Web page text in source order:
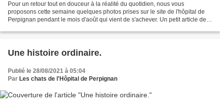
Pour un retour tout en douceur à la réalité du quotidien, nous vous
proposons cette semaine quelques photos prises sur le site de l'hôpital de
Perpignan pendant le mois d'août qui vient de s'achever. Un petit article de
Une histoire ordinaire.
Publié le 28/08/2021 à 05:04
Par Les chats de l'Hôpital de Perpignan